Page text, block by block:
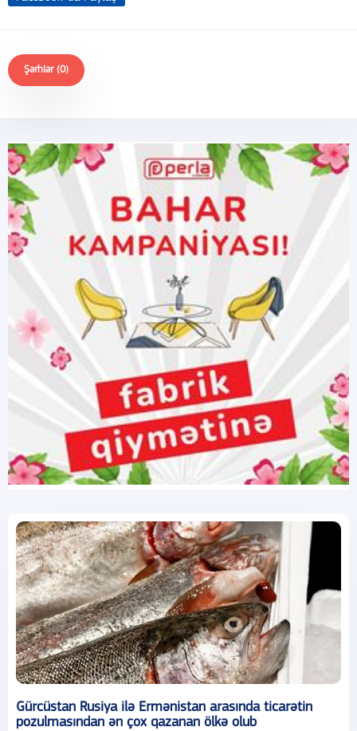
Şərhlər (0)
Gürcüstan Rusiya ilə Ermənistan arasında ticarətin
pozulmasından ən çox qazanan ölkə olub